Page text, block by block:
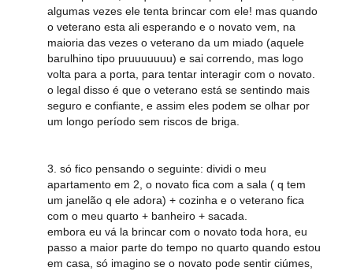
algumas vezes ele tenta brincar com ele! mas quando
o veterano esta ali esperando e o novato vem, na
maioria das vezes o veterano da um miado (aquele
barulhino tipo pruuuuuuu) e sai correndo, mas logo
volta para a porta, para tentar interagir com o novato.
o legal disso é que o veterano está se sentindo mais
seguro e confiante, e assim eles podem se olhar por
um longo período sem riscos de briga.
3. só fico pensando o seguinte: dividi o meu
apartamento em 2, o novato fica com a sala ( q tem
um janelão q ele adora) + cozinha e o veterano fica
com o meu quarto + banheiro + sacada.
embora eu vá la brincar com o novato toda hora, eu
passo a maior parte do tempo no quarto quando estou
em casa, só imagino se o novato pode sentir ciúmes,